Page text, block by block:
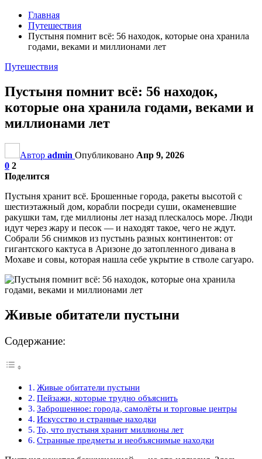
Главная
Путешествия
Пустыня помнит всё: 56 находок, которые она хранила
годами, веками и миллионами лет
Путешествия
Пустыня помнит всё: 56 находок,
которые она хранила годами, веками и
миллионами лет
Автор admin Опубликовано Апр 9, 2026
0 2
Поделится
Пустыня хранит всё. Брошенные города, ракеты высотой с
шестиэтажный дом, корабли посреди суши, окаменевшие
ракушки там, где миллионы лет назад плескалось море. Люди
идут через жару и песок — и находят такое, чего не ждут.
Собрали 56 снимков из пустынь разных континентов: от
гигантского кактуса в Аризоне до затопленного дивана в
Мохаве и совы, которая нашла себе укрытие в стволе сагуаро.
Живые обитатели пустыни
Содержание:
Живые обитатели пустыни
Пейзажи, которые трудно объяснить
Заброшенное: города, самолёты и торговые центры
Искусство и странные находки
То, что пустыня хранит миллионы лет
Странные предметы и необъяснимые находки